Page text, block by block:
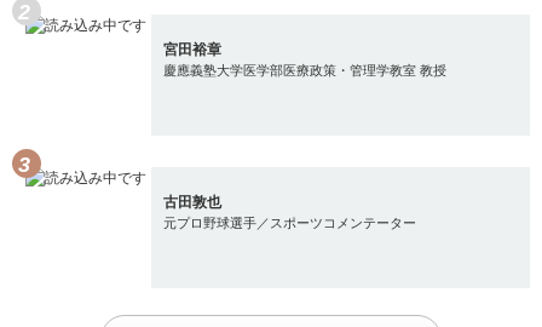
宮田裕章
慶應義塾大学医学部医療政策・管理学教室 教授
古田敦也
元プロ野球選手／スポーツコメンテーター